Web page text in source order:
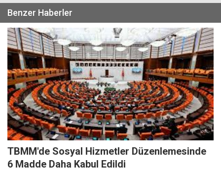
Benzer Haberler
TBMM'de Sosyal Hizmetler Düzenlemesinde
6 Madde Daha Kabul Edildi